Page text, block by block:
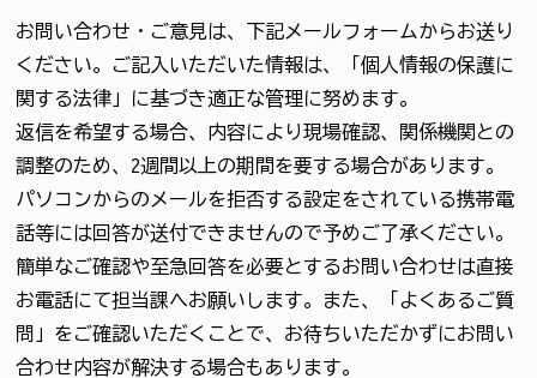
お問い合わせ・ご意見は、下記メールフォームからお送り
ください。ご記入いただいた情報は、「個人情報の保護に
関する法律」に基づき適正な管理に努めます。
返信を希望する場合、内容により現場確認、関係機関との
調整のため、2週間以上の期間を要する場合があります。
パソコンからのメールを拒否する設定をされている携帯電
話等には回答が送付できませんので予めご了承ください。
簡単なご確認や至急回答を必要とするお問い合わせは直接
お電話にて担当課へお願いします。また、「よくあるご質
問」をご確認いただくことで、お待ちいただかずにお問い
合わせ内容が解決する場合もあります。